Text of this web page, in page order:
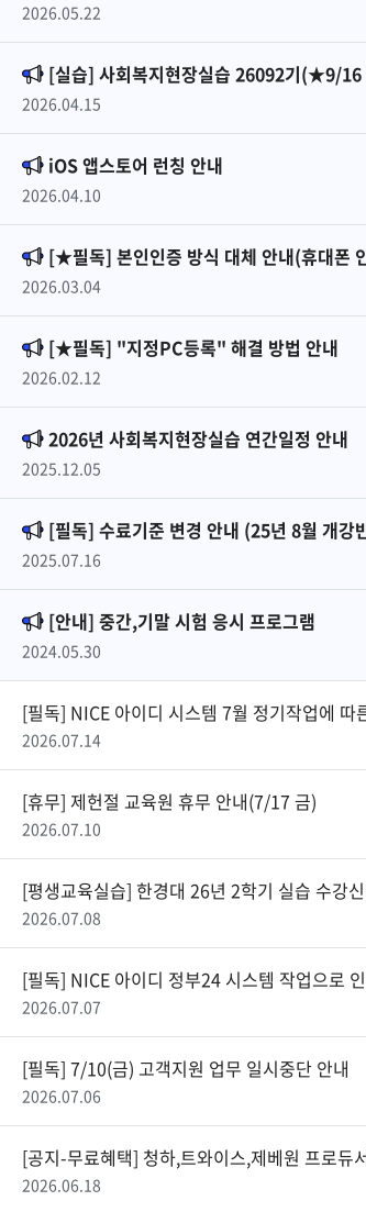
2026.05.22
[실습] 사회복지현장실습 26092기(★9/16
2026.04.15
iOS 앱스토어 런칭 안내
2026.04.10
[★필독] 본인인증 방식 대체 안내(휴대폰
2026.03.04
[★필독] "지정PC등록" 해결 방법 안내
2026.02.12
2026년 사회복지현장실습 연간일정 안내
2025.12.05
[필독] 수료기준 변경 안내 (25년 8월 개강
2025.07.16
[안내] 중간,기말 시험 응시 프로그램
2024.05.30
[필독] NICE 아이디 시스템 7월 정기작업에
2026.07.14
[휴무] 제헌절 교육원 휴무 안내(7/17 금)
2026.07.10
[평생교육실습] 한경대 26년 2학기 실습 수강
2026.07.08
[필독] NICE 아이디 정부24 시스템 작업으로
2026.07.07
[필독] 7/10(금) 고객지원 업무 일시중단 안내
2026.07.06
[공지-무료혜택] 청하,트와이스,제베원 프로듀
2026.06.18